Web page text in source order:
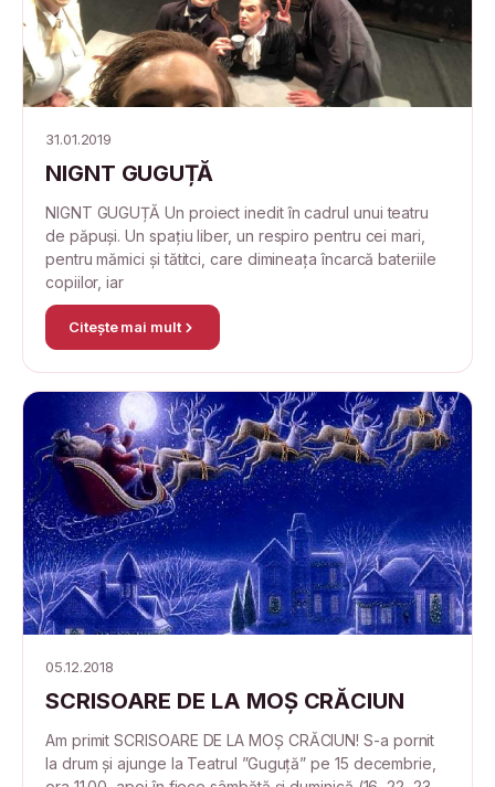
31.01.2019
NIGNT GUGUȚĂ
NIGNT GUGUȚĂ Un proiect inedit în cadrul unui teatru
de păpuși. Un spațiu liber, un respiro pentru cei mari,
pentru mămici și tătitci, care dimineața încarcă bateriile
copiilor, iar
Citește mai mult
05.12.2018
SCRISOARE DE LA MOȘ CRĂCIUN
Am primit SCRISOARE DE LA MOȘ CRĂCIUN! S-a pornit
la drum și ajunge la Teatrul ”Guguță” pe 15 decembrie,